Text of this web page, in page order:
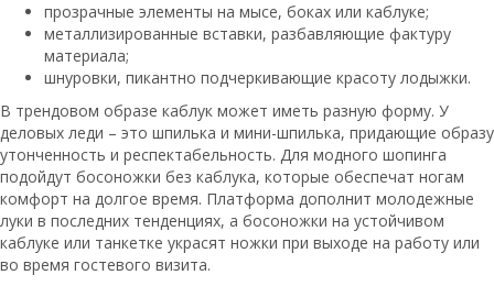
прозрачные элементы на мысе, боках или каблуке;
металлизированные вставки, разбавляющие фактуру
материала;
шнуровки, пикантно подчеркивающие красоту лодыжки.
В трендовом образе каблук может иметь разную форму. У
деловых леди – это шпилька и мини-шпилька, придающие образу
утонченность и респектабельность. Для модного шопинга
подойдут босоножки без каблука, которые обеспечат ногам
комфорт на долгое время. Платформа дополнит молодежные
луки в последних тенденциях, а босоножки на устойчивом
каблуке или танкетке украсят ножки при выходе на работу или
во время гостевого визита.